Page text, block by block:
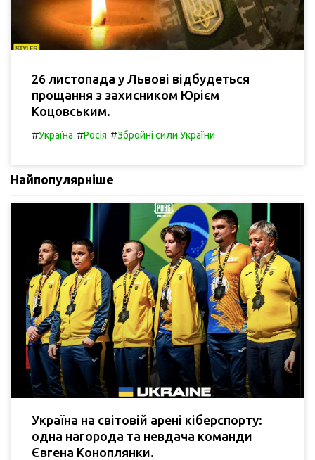
26 листопада у Львові відбудеться
прощання з захисником Юрієм
Коцовським.
#Україна #Росія #Збройні сили України
Найпопулярніше
Україна на світовій арені кіберспорту:
одна нагорода та невдача команди
Євгена Коноплянки.